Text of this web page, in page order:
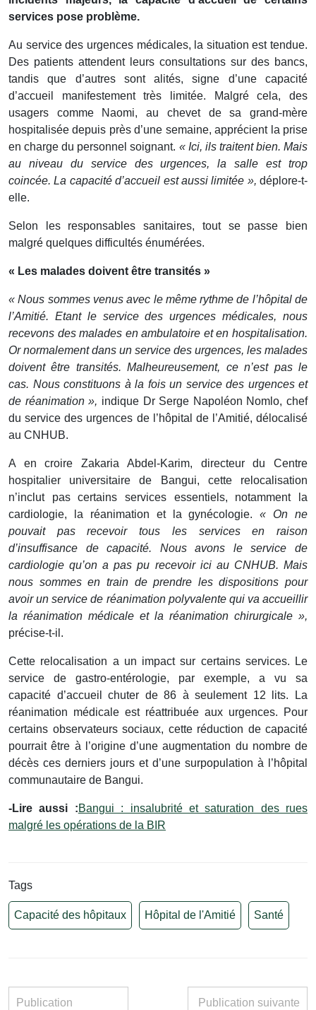
services pose problème.
Au service des urgences médicales, la situation est tendue.
Des patients attendent leurs consultations sur des bancs,
tandis que d’autres sont alités, signe d’une capacité
d’accueil manifestement très limitée. Malgré cela, des
usagers comme Naomi, au chevet de sa grand-mère
hospitalisée depuis près d’une semaine, apprécient la prise
en charge du personnel soignant. « Ici, ils traitent bien. Mais
au niveau du service des urgences, la salle est trop
coincée. La capacité d’accueil est aussi limitée », déplore-t-
elle.
Selon les responsables sanitaires, tout se passe bien
malgré quelques difficultés énumérées.
« Les malades doivent être transités »
« Nous sommes venus avec le même rythme de l’hôpital de
l’Amitié. Etant le service des urgences médicales, nous
recevons des malades en ambulatoire et en hospitalisation.
Or normalement dans un service des urgences, les malades
doivent être transités. Malheureusement, ce n’est pas le
cas. Nous constituons à la fois un service des urgences et
de réanimation », indique Dr Serge Napoléon Nomlo, chef
du service des urgences de l’hôpital de l’Amitié, délocalisé
au CNHUB.
A en croire Zakaria Abdel-Karim, directeur du Centre
hospitalier universitaire de Bangui, cette relocalisation
n’inclut pas certains services essentiels, notamment la
cardiologie, la réanimation et la gynécologie.« On ne
pouvait pas recevoir tous les services en raison
d’insuffisance de capacité. Nous avons le service de
cardiologie qu’on a pas pu recevoir ici au CNHUB. Mais
nous sommes en train de prendre les dispositions pour
avoir un service de réanimation polyvalente qui va accueillir
la réanimation médicale et la réanimation chirurgicale »,
précise-t-il.
Cette relocalisation a un impact sur certains services. Le
service de gastro-entérologie, par exemple, a vu sa
capacité d’accueil chuter de 86 à seulement 12 lits. La
réanimation médicale est réattribuée aux urgences. Pour
certains observateurs sociaux, cette réduction de capacité
pourrait être à l’origine d’une augmentation du nombre de
décès ces derniers jours et d’une surpopulation à l’hôpital
communautaire de Bangui.
-Lire aussi :Bangui : insalubrité et saturation des rues
malgré les opérations de la BIR
Tags
Capacité des hôpitaux Hôpital de l'Amitié Santé
Publication
Publication suivante